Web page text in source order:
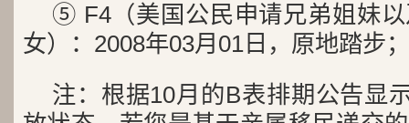
⑤ F4（美国公民申请兄弟姐妹
女）：2008年03月01日，原地踏步；
注：根据10月的B表排期公告显